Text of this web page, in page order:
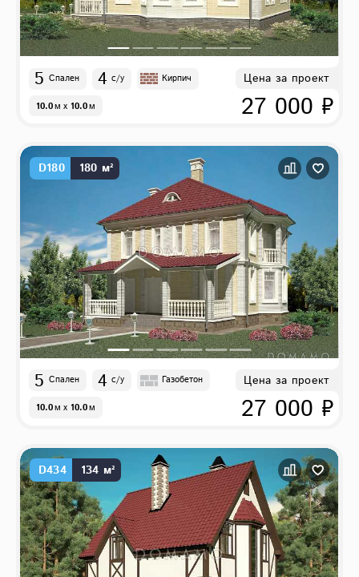
5 Спален 4 с/у Кирпич
10.0м x 10.0м
Цена за проект
27 000 ₽
D180 180 м²
5 Спален 4 с/у Газобетон
10.0м x 10.0м
Цена за проект
27 000 ₽
D434 134 м²